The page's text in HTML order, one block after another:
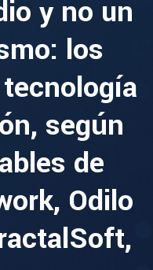
y no un
los
según
de
Odilo